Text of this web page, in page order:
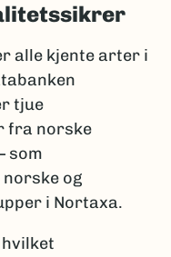
alle kjente arter i
tjue
fra norske
som
og
i Nortaxa.